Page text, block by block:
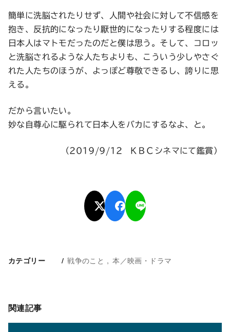
簡単に洗脳されたりせず、人間や社会に対して不信感を
抱き、反抗的になったり厭世的になったりする程度には
日本人はマトモだったのだと僕は思う。そして、コロッ
と洗脳されるような人たちよりも、こういう少しやさぐ
れた人たちのほうが、よっぽど尊敬できるし、誇りに思
える。
だから言いたい。
妙な自尊心に駆られて日本人をバカにするなよ、と。
（2019/9/12 ＫＢＣシネマにて鑑賞）
カテゴリー 戦争のこと 本／映画・ドラマ
関連記事